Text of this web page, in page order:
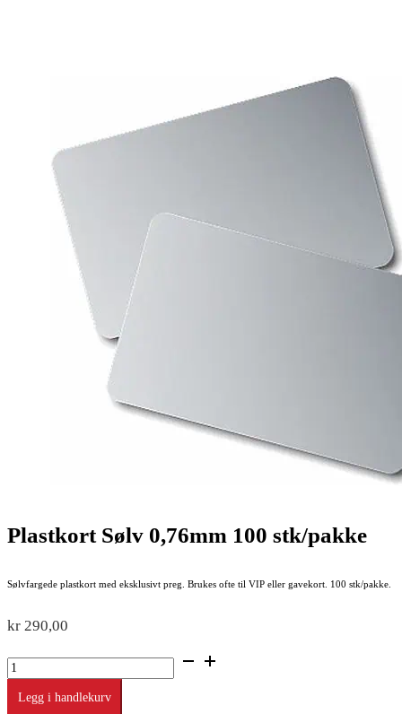
Plastkort Sølv 0,76mm 100 stk/pakke
Sølvfargede plastkort med eksklusivt preg. Brukes ofte til VIP eller gavekort. 100 stk/pakke.
kr 290,00
Plastkort
Sølv
0,76mm
100
Legg i handlekurv